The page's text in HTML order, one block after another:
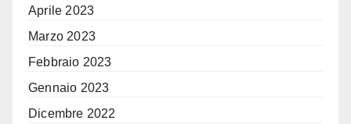
Aprile 2023
Marzo 2023
Febbraio 2023
Gennaio 2023
Dicembre 2022